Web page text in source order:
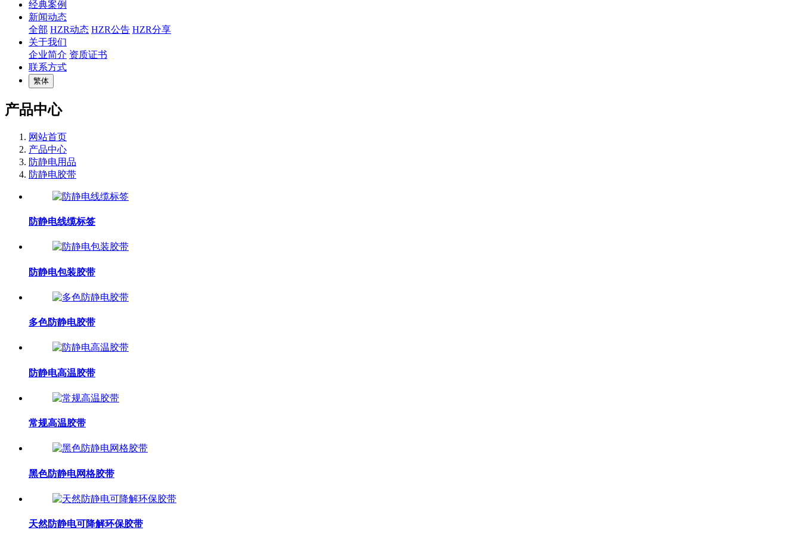
经典案例
新闻动态
全部 HZR动态 HZR公告 HZR分享
关于我们
企业简介 资质证书
联系方式
繁体
产品中心
网站首页
产品中心
防静电用品
防静电胶带
防静电线缆标签
防静电包装胶带
多色防静电胶带
防静电高温胶带
常规高温胶带
黑色防静电网格胶带
天然防静电可降解环保胶带